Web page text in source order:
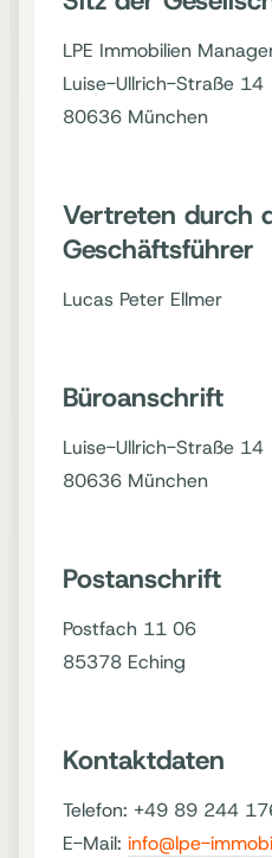
LPE Immobilien
Luise-Ullrich-Straße 14
80636 München
Vertreten durch
Geschäftsführer
Lucas Peter Ellmer
Büroanschrift
Luise-Ullrich-Straße 14
80636 München
Postanschrift
Postfach 11 06
85378 Eching
Kontaktdaten
Telefon: +49 89 244
E-Mail: info@lpe-